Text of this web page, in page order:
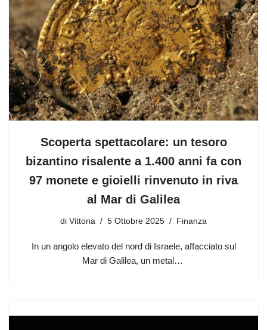
Scoperta spettacolare: un tesoro
bizantino risalente a 1.400 anni fa con
97 monete e gioielli rinvenuto in riva
al Mar di Galilea
di Vittoria 5 Ottobre 2025 Finanza
In un angolo elevato del nord di Israele, affacciato sul
Mar di Galilea, un metal…